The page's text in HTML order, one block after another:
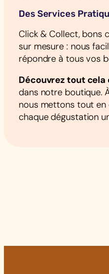
Des Services
Click & Collect, bons
sur mesure : nous
répondre à tous vos
Découvrez tout
dans notre boutique.
nous mettons tout
chaque dégustation